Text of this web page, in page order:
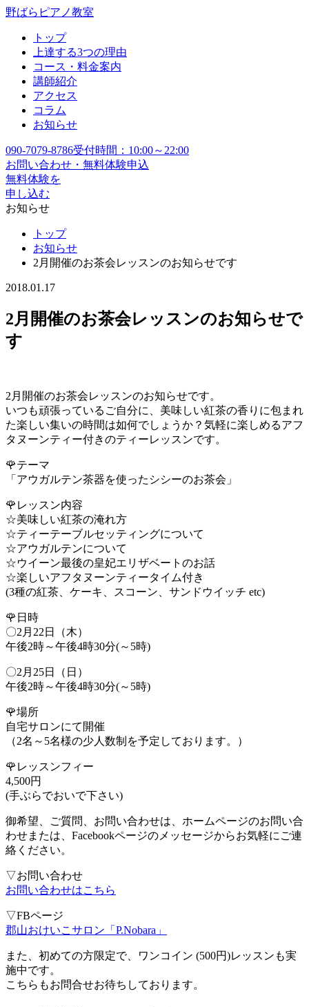
野ばらピアノ教室
トップ
上達する3つの理由
コース・料金案内
講師紹介
アクセス
コラム
お知らせ
090-7079-8786受付時間：10:00～22:00
お問い合わせ・無料体験申込
無料体験を
申し込む
お知らせ
トップ
お知らせ
2月開催のお茶会レッスンのお知らせです
2018.01.17
2月開催のお茶会レッスンのお知らせで
す
2月開催のお茶会レッスンのお知らせです。
いつも頑張っているご自分に、美味しい紅茶の香りに包まれ
た楽しい集いの時間は如何でしょうか？気軽に楽しめるアフ
タヌーンティー付きのティーレッスンです。
🌹テーマ
「アウガルテン茶器を使ったシシーのお茶会」
🌹レッスン内容
☆美味しい紅茶の淹れ方
☆ティーテーブルセッティングについて
☆アウガルテンについて
☆ウイーン最後の皇妃エリザベートのお話
☆楽しいアフタヌーンティータイム付き
(3種の紅茶、ケーキ、スコーン、サンドウイッチ etc)
🌹日時
〇2月22日（木）
午後2時～午後4時30分(～5時)
〇2月25日（日）
午後2時～午後4時30分(～5時)
🌹場所
自宅サロンにて開催
（2名～5名様の少人数制を予定しております。）
🌹レッスンフィー
4,500円
(手ぶらでおいで下さい)
御希望、ご質問、お問い合わせは、ホームページのお問い合
わせまたは、Facebookページのメッセージからお気軽にご連
絡ください。
▽お問い合わせ
お問い合わせはこちら
▽FBページ
郡山おけいこサロン「P.Nobara」
また、初めての方限定で、ワンコイン (500円)レッスンも実
施中です。
こちらもお問合せお待ちしております。